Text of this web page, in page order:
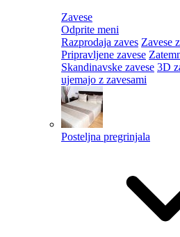
Zavese
Odprite meni
Razprodaja zaves Zavese
Pripravljene zavese
Skandinavske zavese 3D
ujemajo z zavesami
Posteljna pregrinjala